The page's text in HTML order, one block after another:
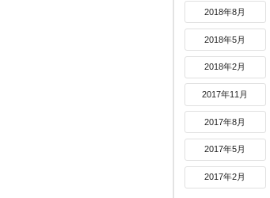
2018年8月
2018年5月
2018年2月
2017年11月
2017年8月
2017年5月
2017年2月